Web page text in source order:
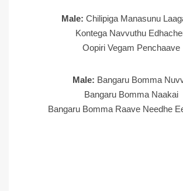
Male: Chilipiga Manasunu
Kontega Navvuthu
Oopiri Vegam Penchaave
Male: Bangaru Bomma
Bangaru Bomma Naakai
Bangaru Bomma Raave Needhe